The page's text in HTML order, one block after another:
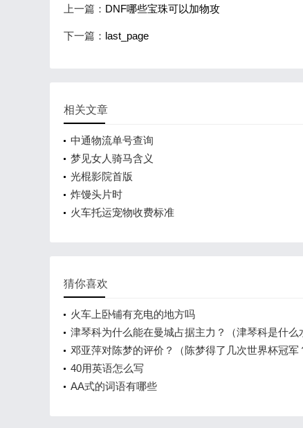
上一篇： DNF哪些宝珠可以加物攻
下一篇： last_page
相关文章
中通物流单号查询
梦见女人骑马含义
光棍影院首版
炸馒头片时
火车托运宠物收费标准
猜你喜欢
火车上卧铺有充电的地方吗
津琴科为什么能在曼城占据主力？（津琴科是什么
邓亚萍对陈梦的评价？（陈梦得了几次世界杯冠军
40用英语怎么写
AA式的词语有哪些